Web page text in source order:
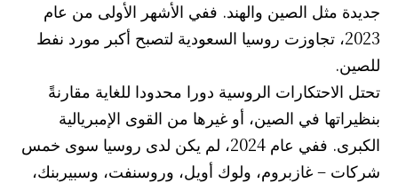
جديدة مثل الصين والهند. ففي الأشهر الأولى من عام
2023، تجاوزت روسيا السعودية لتصبح أكبر مورد نفط
للصين.
تحتل الاحتكارات الروسية دورا محدودا للغاية مقارنةً
بنظيراتها في الصين، أو غيرها من القوى الإمبريالية
الكبرى. ففي عام 2024، لم يكن لدى روسيا سوى خمس
شركات – غازبروم، ولوك أويل، وروسنفت، وسبيربنك،